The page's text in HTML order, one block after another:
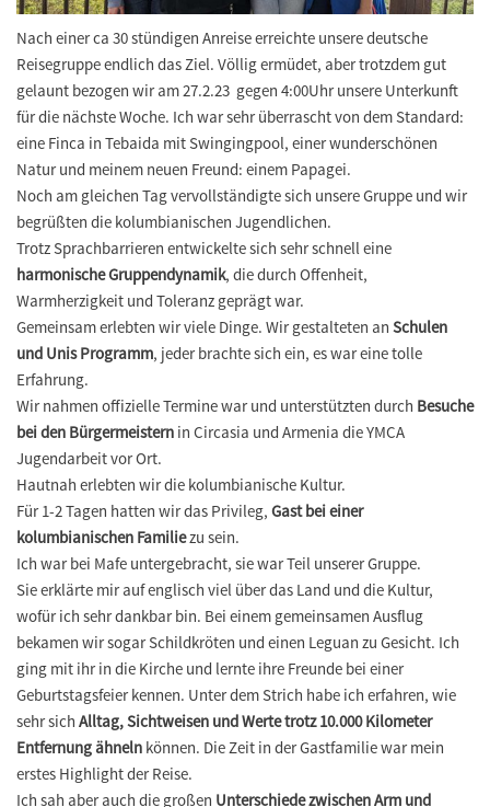
Nach einer ca 30 stündigen Anreise erreichte unsere deutsche
Reisegruppe endlich das Ziel. Völlig ermüdet, aber trotzdem gut
gelaunt bezogen wir am 27.2.23 gegen 4:00Uhr unsere Unterkunft
für die nächste Woche. Ich war sehr überrascht von dem Standard:
eine Finca in Tebaida mit Swingingpool, einer wunderschönen
Natur und meinem neuen Freund: einem Papagei.
Noch am gleichen Tag vervollständigte sich unsere Gruppe und wir
begrüßten die kolumbianischen Jugendlichen.
Trotz Sprachbarrieren entwickelte sich sehr schnell eine
harmonische Gruppendynamik, die durch Offenheit,
Warmherzigkeit und Toleranz geprägt war.
Gemeinsam erlebten wir viele Dinge. Wir gestalteten an Schulen
und Unis Programm, jeder brachte sich ein, es war eine tolle
Erfahrung.
Wir nahmen offizielle Termine war und unterstützten durch Besuche
bei den Bürgermeistern in Circasia und Armenia die YMCA
Jugendarbeit vor Ort.
Hautnah erlebten wir die kolumbianische Kultur.
Für 1-2 Tagen hatten wir das Privileg, Gast bei einer
kolumbianischen Familiezu sein.
Ich war bei Mafe untergebracht, sie war Teil unserer Gruppe.
Sie erklärte mir auf englisch viel über das Land und die Kultur,
wofür ich sehr dankbar bin. Bei einem gemeinsamen Ausflug
bekamen wir sogar Schildkröten und einen Leguan zu Gesicht. Ich
ging mit ihr in die Kirche und lernte ihre Freunde bei einer
Geburtstagsfeier kennen. Unter dem Strich habe ich erfahren, wie
sehr sich Alltag, Sichtweisen und Werte trotz 10.000 Kilometer
Entfernung ähneln können. Die Zeit in der Gastfamilie war mein
erstes Highlight der Reise.
Ich sah aber auch die großen Unterschiede zwischen Arm und